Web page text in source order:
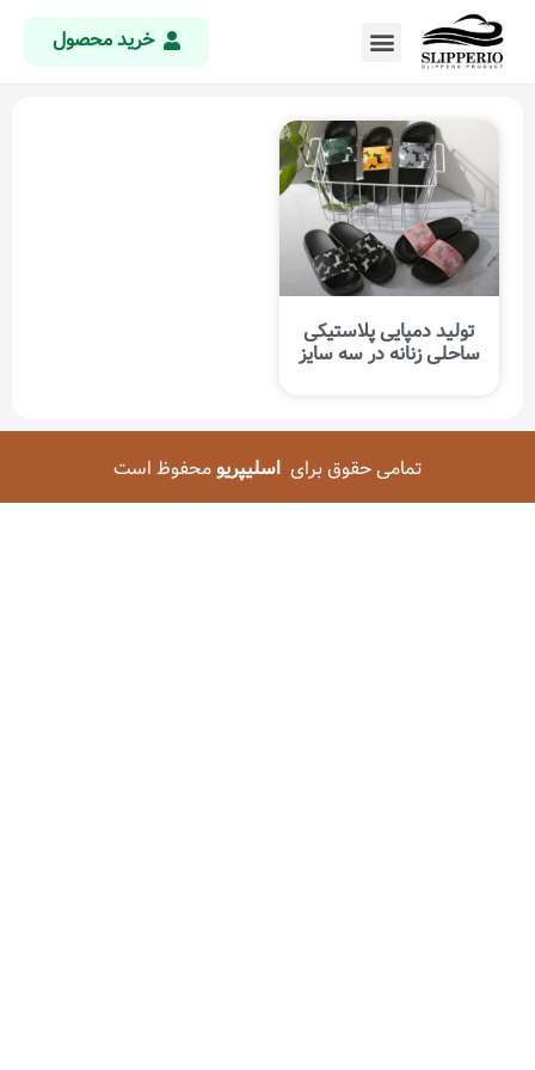
خرید محصول
تولید دمپایی پلاستیکی
ساحلی زنانه در سه سایز
تمامی حقوق برایاسلیپریومحفوظ است